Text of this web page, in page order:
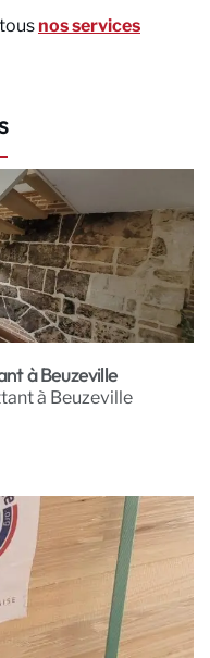
nos services
à Beuzeville
à Beuzeville